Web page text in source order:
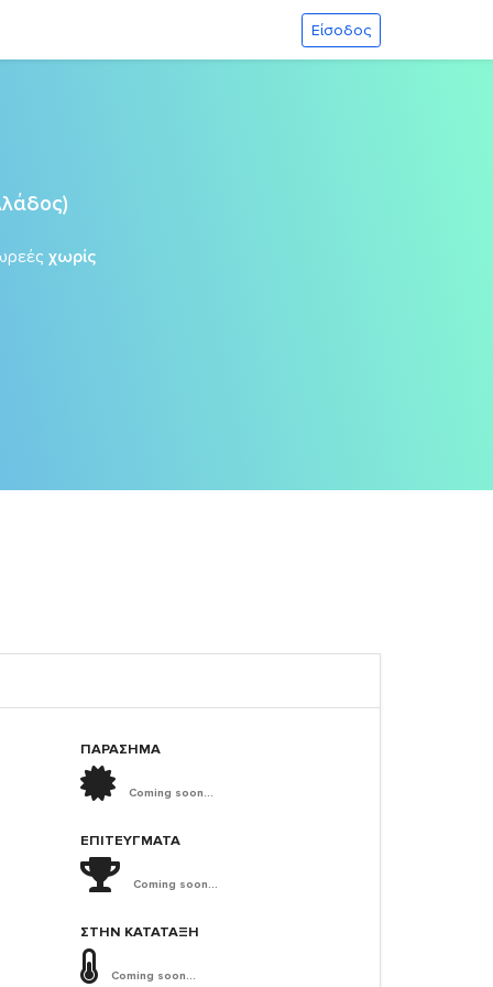
Είσοδος
χωρίς
ΠΑΡΑΣΗΜΑ
Coming soon...
ΕΠΙΤΕΎΓΜΑΤΑ
Coming soon...
ΣΤΗΝ ΚΑΤΆΤΑΞΗ
Coming soon...